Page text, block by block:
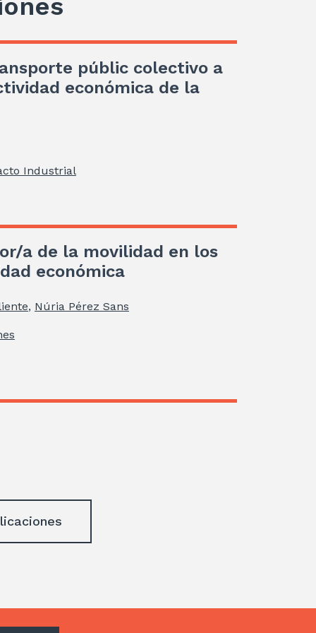
públic colectivo a
económica de la
Industrial
a de la movilidad en los
económica
, Núria Pérez Sans